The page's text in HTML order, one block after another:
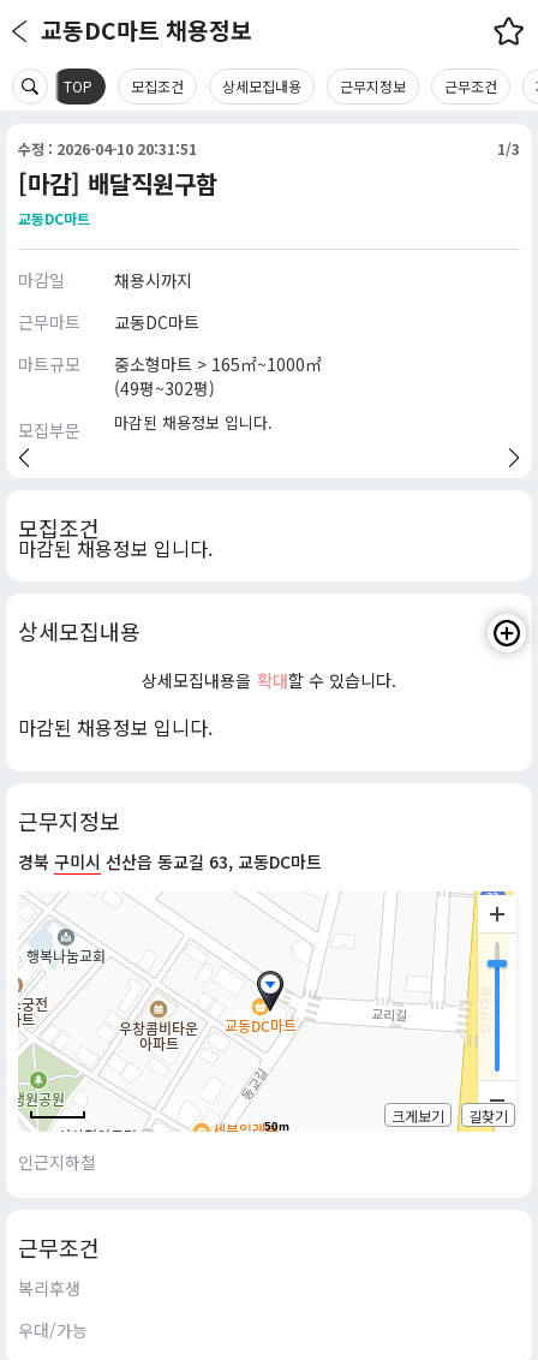
교동DC마트 채용정보
TOP 모집조건 상세모집내용 근무지정보 근무조건
수정 : 2026-04-10 20:31:51 1/3
[마감] 배달직원구함
교동DC마트
마감일
채용시까지
근무마트
교동DC마트
마트규모
중소형마트 > 165㎡~1000㎡
(49평~302평)
모집부문
마감된 채용정보 입니다.
모집조건
마감된 채용정보 입니다.
상세모집내용
상세모집내용을 확대할 수 있습니다.
마감된 채용정보 입니다.
근무지정보
경북 구미시 선산읍 동교길 63, 교동DC마트
50m
크게보기 길찾기
인근지하철
근무조건
복리후생
우대/가능